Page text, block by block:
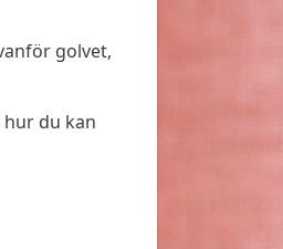
golvet,
du kan